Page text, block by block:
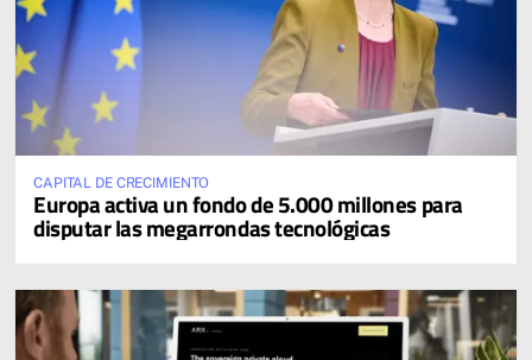
CAPITAL DE CRECIMIENTO
Europa activa un fondo de 5.000 millones para
disputar las megarrondas tecnológicas